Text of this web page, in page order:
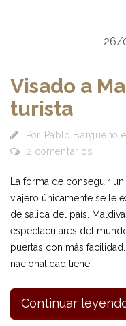
26/
Visado a
turista
Por Pablo Bargueño
2 comentarios
La forma de conseguir
viajero únicamente se le
de salida del país.
espectaculares del
puertas con más
nacionalidad tiene
Continuar